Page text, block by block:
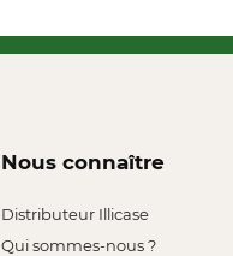
Nous connaître
Distributeur Illicase
Qui sommes-nous ?